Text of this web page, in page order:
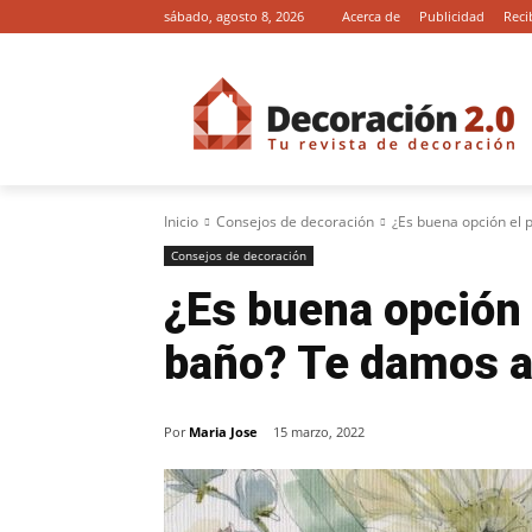
sábado, agosto 8, 2026 Acerca de Publicidad
Inicio Consejos de decoración ¿Es buena opción el
Consejos de decoración
¿Es buena
baño? Te damos
Por Maria Jose 15 marzo, 2022